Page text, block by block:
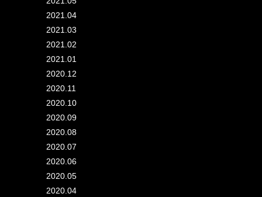
2021.04
2021.03
2021.02
2021.01
2020.12
2020.11
2020.10
2020.09
2020.08
2020.07
2020.06
2020.05
2020.04